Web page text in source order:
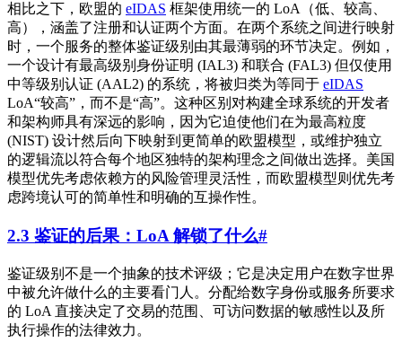
相比之下，欧盟的 eIDAS 框架使用统一的 LoA（低、较高、
高），涵盖了注册和认证两个方面。在两个系统之间进行映射
时，一个服务的整体鉴证级别由其最薄弱的环节决定。例如，
一个设计有最高级别身份证明 (IAL3) 和联合 (FAL3) 但仅使用
中等级别认证 (AAL2) 的系统，将被归类为等同于 eIDAS
LoA“较高”，而不是“高”。这种区别对构建全球系统的开发者
和架构师具有深远的影响，因为它迫使他们在为最高粒度
(NIST) 设计然后向下映射到更简单的欧盟模型，或维护独立
的逻辑流以符合每个地区独特的架构理念之间做出选择。美国
模型优先考虑依赖方的风险管理灵活性，而欧盟模型则优先考
虑跨境认可的简单性和明确的互操作性。
2.3 鉴证的后果：LoA 解锁了什么#
鉴证级别不是一个抽象的技术评级；它是决定用户在数字世界
中被允许做什么的主要看门人。分配给数字身份或服务所要求
的 LoA 直接决定了交易的范围、可访问数据的敏感性以及所
执行操作的法律效力。